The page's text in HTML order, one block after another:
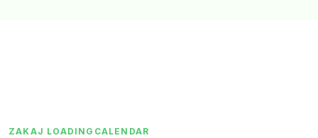
ZAKAJ LOADINGCALENDAR